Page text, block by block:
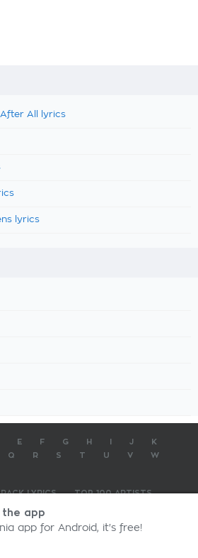
All lyrics
lyrics
E F G H J
K
Q R S T U V
W
LYRICS
TOP 100 ARTISTS
© 2026 - All Rights ReservedPrivacy Policy
the app
app for Android, it's free!